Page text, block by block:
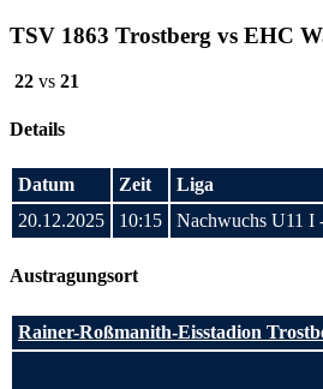
TSV 1863 Trostberg vs EHC
22 vs 21
Details
Datum Zeit Liga
20.12.2025
10:15 Nachwuchs U11 I
Austragungsort
Rainer-Roßmanith-Eisstadion